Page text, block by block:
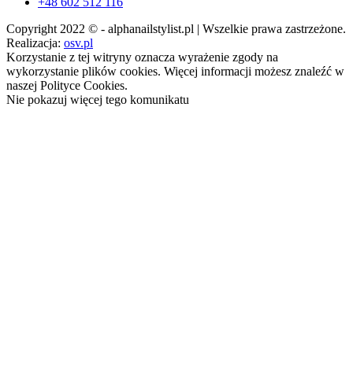
Copyright 2022 © - alphanailstylist.pl | Wszelkie prawa zastrzeżone.
Realizacja: osv.pl
Korzystanie z tej witryny oznacza wyrażenie zgody na
wykorzystanie plików cookies. Więcej informacji możesz znaleźć w
naszej Polityce Cookies.
Nie pokazuj więcej tego komunikatu